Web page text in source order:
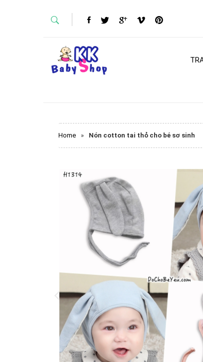
Home » Nón cotton tai thỏ cho bé sơ sinh